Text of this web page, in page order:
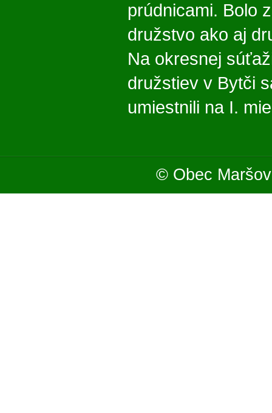
prúdnicami. Bolo
družstvo ako aj
Na okresnej
družstiev v Bytči
umiestnili na I.
© Obec